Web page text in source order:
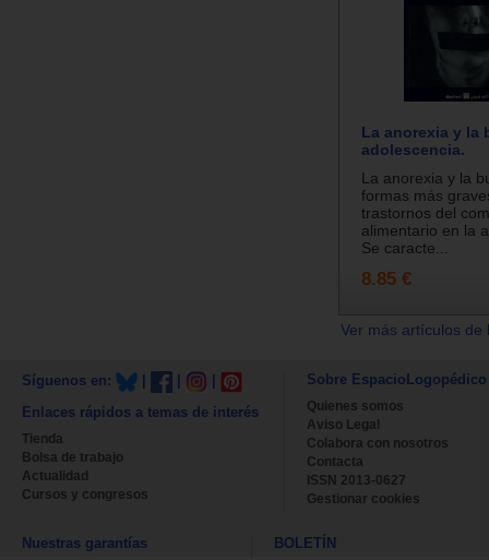
La anorexia y la
adolescencia.
La anorexia y la
formas más
trastornos del
alimentario en la
Se caracte...
8.85 €
Ver más artículos
Síguenos en:
Enlaces rápidos a temas de interés
Tienda
Bolsa de trabajo
Actualidad
Cursos y congresos
Sobre EspacioLogopédico
Quienes somos
Aviso Legal
Colabora con nosotros
Contacta
ISSN 2013-0627
Gestionar cookies
Nuestras garantías BOLETÍN